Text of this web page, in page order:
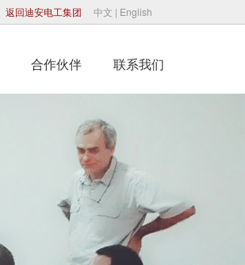
中文 | English
返回迪安电工集团
合作伙伴 联系我们